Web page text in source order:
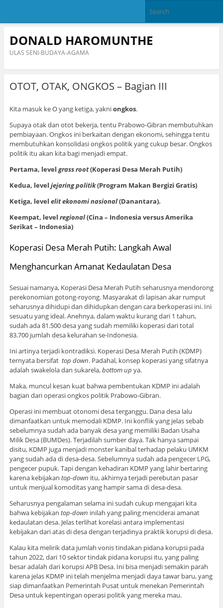
DONALD HAROMUNTHE
ULAS SENI-BUDAYA-AGAMA
OTOT, OTAK, ONGKOS – Bagian III
Kita masuk ke O yang ketiga, yakniongkos.
Supaya otak dan otot bekerja, tentu Prabowo-Gibran membutuhkan
pembiayaan. Ongkos ini berkaitan dengan ekonomi, sehingga tentu
membutuhkan konsolidasi ongkos politik yang cukup besar. Ongkos
politik itu akan kita bagi menjadi empat.
Pertama, level grass root(Koperasi Desa Merah Putih)
Kedua, level jejaring politik(Program Makan Bergizi Gratis)
Ketiga, level elit ekonomi nasional(Danantara).
Keempat, level regional(Cina – Indonesia versus Amerika
Serikat – Indonesia)
Koperasi Desa Merah Putih: Langkah Awal
Menghancurkan Amanat Kedaulatan Desa
Sesuai namanya, Koperasi Desa Merah Putih seharusnya mendorong
perekonomian gotong-royong. Masyarakat di lapisan akar rumput
seharusnya dihidupi dan dihidupkan dengan cara berkoperasi ini. Ini
sesuatu yang ideal. Anehnya, dalam waktu kurang dari 1 tahun,
sudah ada 81.500 desa yang sudah memiliki koperasi dari total
83.700 jumlah desa kelurahan se-Indonesia.
Ini artinya terjadi kontradiksi. Koperasi Desa Merah Putih (KDMP)
ternyata bersifat top down. Padahal, konsep koperasi yang sifatnya
adalah swakelola dan sukarela,bottom up ya.
Maka, muncul kesan kuat bahwa pembentukan KDMP ini adalah
bagian dari operasi ongkos politik Prabowo-Gibran.
Operasi ini membuat otonomi desa terganggu. Dana desa lalu
dimanfaatkan untuk memodali KDMP. Ini konflik yang jelas sebab
sebelumnya sudah ada banyak desa yang memiliki Badan Usaha
Milik Desa (BUMDes). Terjadilah sumber daya. Tak hanya sampai
disitu, KDMP juga menjadi monster kanibal terhadap pelaku UMKM
yang sudah ada di desa-desa. Sebelumnya sudah ada pengecer LPG,
pengecer pupuk. Tapi dengan kehadiran KDMP yang lahir bertaring
karena kebijakan top-down itu, akhirnya terjadi perebutan pasar
untuk menjual komoditas yang hampir sama di desa-desa.
Seharusnya pengalaman selama ini sudah cukup mengajari kita
bahwa kebijakan top-down inilah yang paling menciderai amanat
kedaulatan desa. Jelas terlihat korelasi antara implementasi
kebijakan dari atas di desa dengan terjadinya praktik korupsi di desa.
Kalau kita melirik data jumlah vonis tindakan pidana korupsi pada
tahun 2022, dari 10 sektor tindak pidana korupsi itu, yang paling
besar adalah dari korupsi APB Desa. Ini bisa menjadi semakin parah
karena jelas KDMP ini telah menjelma menjadi daya tawar baru, yang
siap dimanfaatkan Pemerintah Pusat untuk menekan Pemerintah
Desa untuk kepentingan operasi politik yang mereka mau.